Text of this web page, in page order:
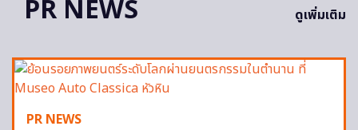
PR NEWS ดูเพิ่มเติม
PR NEWS